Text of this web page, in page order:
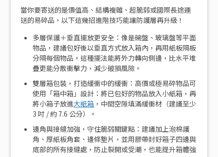
當你要寄送的是價值高、結構複雜、超脆弱或國際長途運
送的易碎品，以下這幾招進階技巧能讓防護層再升級！
多層保護＋垂直擺放更安全：像是碗盤、玻璃盤等平面
物品，建議包好後以垂直方式放入箱內，再用紙板隔板
分隔每個物品。這種擺法能將外力轉向側邊，比水平堆
疊更能分散衝擊力，減少破損風險。
雙層箱包裝，打造緩衝中的緩衝：高價或極易碎物品可
使用「箱中箱」設計：將已包好的物品放入小紙箱，再
將小箱子放進大紙箱 ，中間空隙填滿緩衝材（建議至少
3 吋 / 約 7.6 公分）。
邊角與接縫加強，守住脆弱關鍵點：建議加上泡棉護
角、厚紙板角套、邊條墊片，並用膠帶封好箱子四邊與
底部的所有接縫處，防止裂開或受潮，也能提升箱體強